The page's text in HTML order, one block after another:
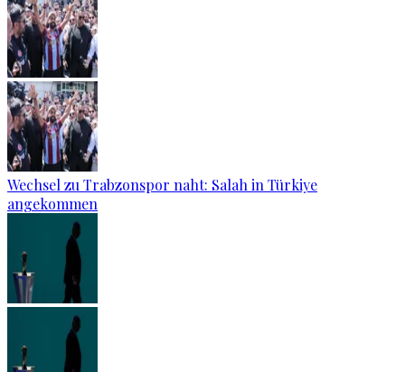
Wechsel zu Trabzonspor naht: Salah in Türkiye
angekommen